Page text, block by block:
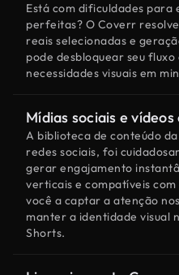
Está com dificuldades para
perfeitas? O Coverr
reais selecionadas e
pode desbloquear seu
necessidades visuais em
Mídias sociais e
A biblioteca de conteúdo
redes sociais, foi
gerar engajamento
verticais e compatíveis
você a captar a atenção
manter a identidade visual
Shorts.